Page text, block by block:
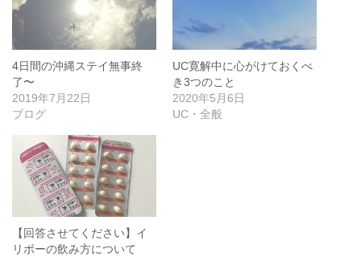
4日間の沖縄ステイ無事終
了〜
2019年7月22日
ブログ
UC寛解中に心がけておくべ
き3つのこと
2020年5月6日
UC・全般
【回答させてください】イ
リボーの飲み方について